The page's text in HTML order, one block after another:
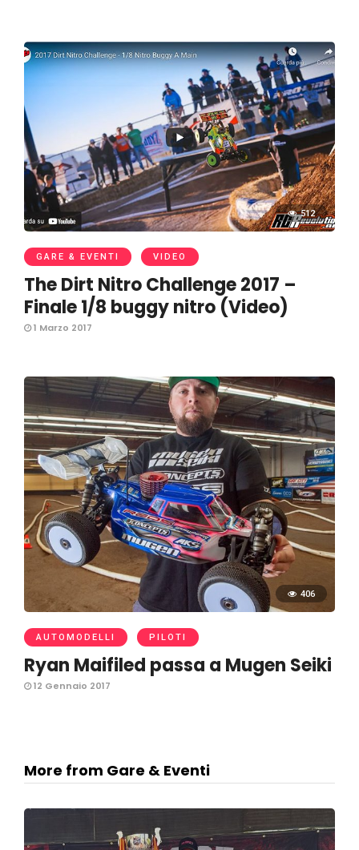
512
GARE & EVENTI VIDEO
The Dirt Nitro Challenge 2017 –
Finale 1/8 buggy nitro (Video)
1 Marzo 2017
406
AUTOMODELLI PILOTI
Ryan Maifiled passa a Mugen Seiki
12 Gennaio 2017
More from Gare & Eventi